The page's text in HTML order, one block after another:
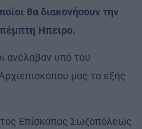
θα διακονήσουν την
Ήπειρο.
ανέλαβαν υπό του
μας τα εξής
Επίσκοπος Σωζοπόλεως